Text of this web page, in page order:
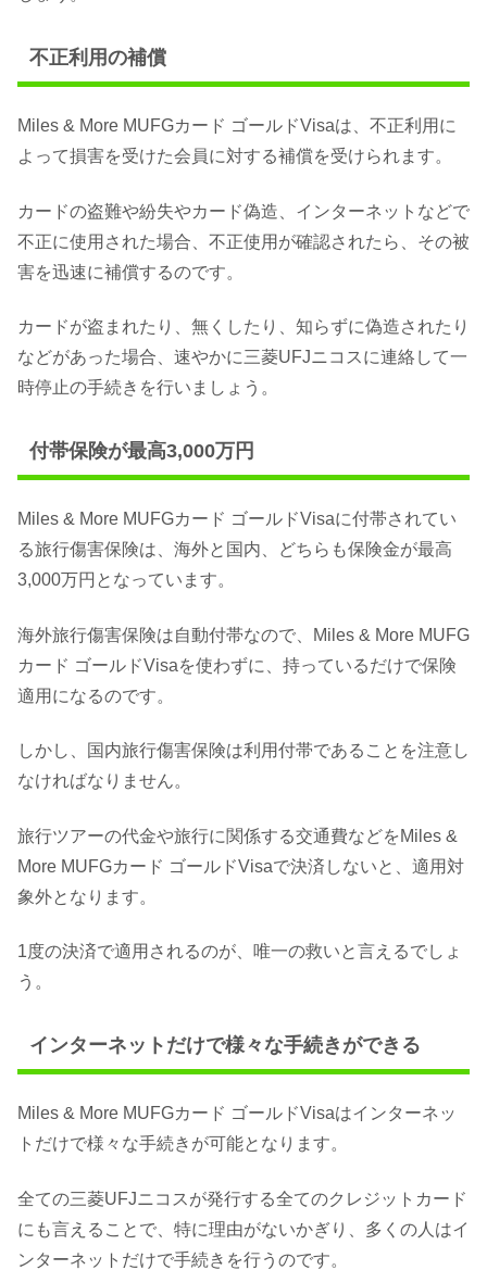
不正利用の補償
Miles & More MUFGカード ゴールドVisaは、不正利用に
よって損害を受けた会員に対する補償を受けられます。
カードの盗難や紛失やカード偽造、インターネットなどで
不正に使用された場合、不正使用が確認されたら、その被
害を迅速に補償するのです。
カードが盗まれたり、無くしたり、知らずに偽造されたり
などがあった場合、速やかに三菱UFJニコスに連絡して一
時停止の手続きを行いましょう。
付帯保険が最高3,000万円
Miles & More MUFGカード ゴールドVisaに付帯されてい
る旅行傷害保険は、海外と国内、どちらも保険金が最高
3,000万円となっています。
海外旅行傷害保険は自動付帯なので、Miles & More MUFG
カード ゴールドVisaを使わずに、持っているだけで保険
適用になるのです。
しかし、国内旅行傷害保険は利用付帯であることを注意し
なければなりません。
旅行ツアーの代金や旅行に関係する交通費などをMiles &
More MUFGカード ゴールドVisaで決済しないと、適用対
象外となります。
1度の決済で適用されるのが、唯一の救いと言えるでしょ
う。
インターネットだけで様々な手続きができる
Miles & More MUFGカード ゴールドVisaはインターネッ
トだけで様々な手続きが可能となります。
全ての三菱UFJニコスが発行する全てのクレジットカード
にも言えることで、特に理由がないかぎり、多くの人はイ
ンターネットだけで手続きを行うのです。